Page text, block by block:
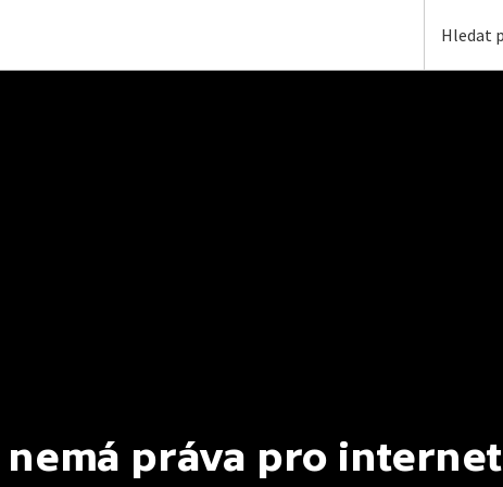
nemá práva pro internet